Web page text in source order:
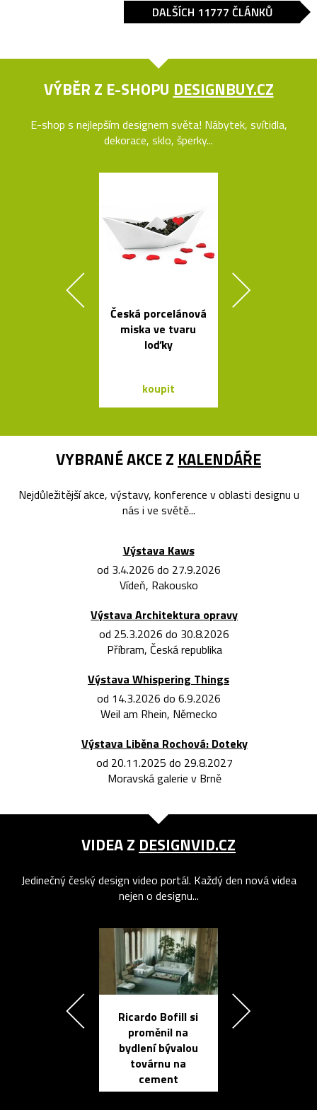
DALŠÍCH 11777 ČLÁNKŮ
VÝBĚR Z E-SHOPU DESIGNBUY.CZ
E-shop s nejlepším designem světa! Nábytek, svítidla,
dekorace, sklo, šperky...
Česká porcelánová
miska ve tvaru
loďky
koupit
VYBRANÉ AKCE Z KALENDÁŘE
Nejdůležitější akce, výstavy, konference v oblasti designu u
nás i ve světě...
Výstava Kaws
od 3.4.2026 do 27.9.2026
Vídeň, Rakousko
Výstava Architektura opravy
od 25.3.2026 do 30.8.2026
Příbram, Česká republika
Výstava Whispering Things
od 14.3.2026 do 6.9.2026
Weil am Rhein, Německo
Výstava Liběna Rochová: Doteky
od 20.11.2025 do 29.8.2027
Moravská galerie v Brně
VIDEA Z DESIGNVID.CZ
Jedinečný český design video portál. Každý den nová videa
nejen o designu...
Ricardo Bofill si
proměnil na
bydlení bývalou
továrnu na
cement